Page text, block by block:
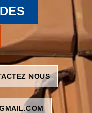
NOUS